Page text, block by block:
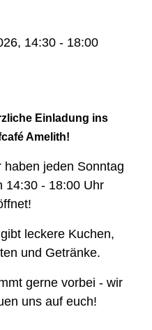
14:30 - 18:00
Einladung ins
Amelith!
haben jeden Sonntag
14:30 - 18:00 Uhr
leckere Kuchen,
und Getränke.
gerne vorbei - wir
uns auf euch!